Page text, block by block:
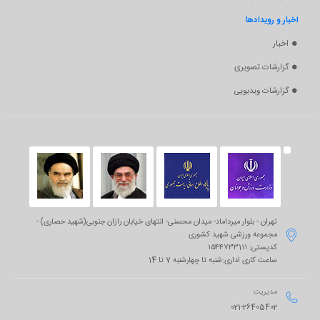
اخبار و رویدادها
اخبار
گزارشات تصویری
گزارشات ویدیویی

تهران - بلوار میرداماد- میدان محسنی- انتهای خیابان رازان جنوبی(شهید حصاری) -
مجموعه ورزشی شهید کشوری
کدپستی: ۱۵۴۴۷۳۳1۱۱
ساعت کاری اداری:شنبه تا چهارشنبه 7 تا 14
 مدیریت
021-26405402